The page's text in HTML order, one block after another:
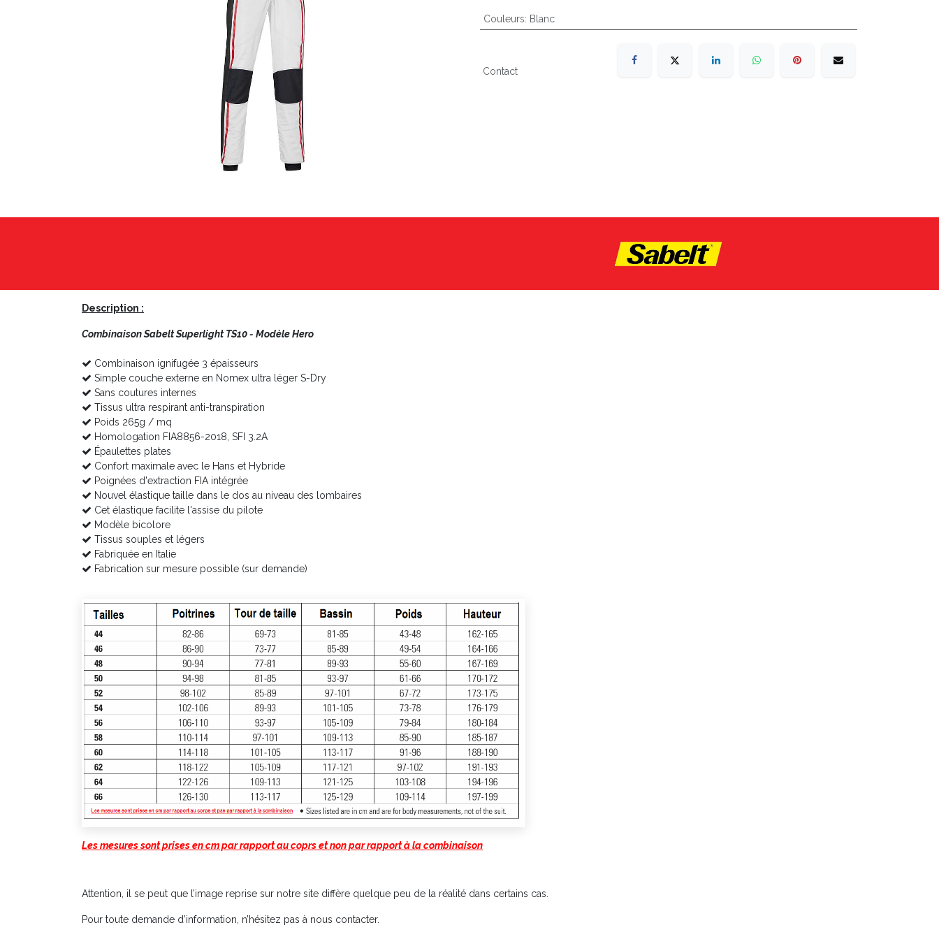
Couleurs: Blanc
Contact
Description :
Combinaison Sabelt Superlight TS10 - Modèle Hero
Combinaison ignifugée 3 épaisseurs
Simple couche externe en Nomex ultra léger S-Dry
Sans coutures internes
Tissus ultra respirant anti-transpiration
Poids 265g / mq
Homologation FIA8856-2018, SFI 3.2A
Épaulettes plates
Confort maximale avec le Hans et Hybride
Poignées d'extraction FIA intégrée
Nouvel élastique taille dans le dos au niveau des lombaires
Cet élastique facilite l'assise du pilote
Modèle bicolore
Tissus souples et légers
Fabriquée en Italie
Fabrication sur mesure possible (sur demande)
Les mesures sont prises en cm par rapport au coprs et non par rapport à la combinaison
Attention, il se peut que l’image reprise sur notre site diffère quelque peu de la réalité dans certains cas.
Pour toute demande d’information, n’hésitez pas à nous contacter.